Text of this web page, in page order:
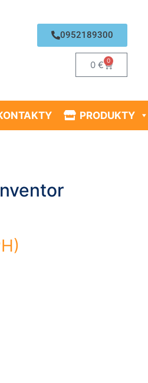
0952189300
0€ 0
PRODUKTY